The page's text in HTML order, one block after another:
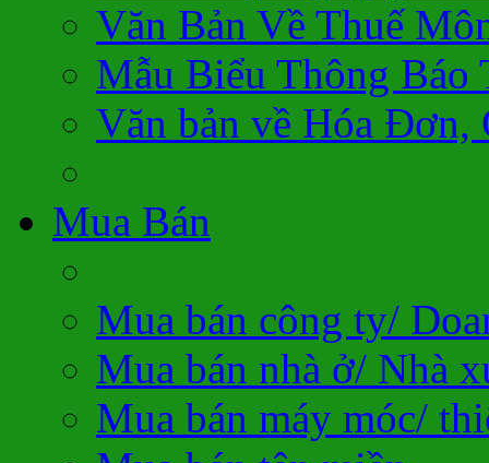
Văn Bản Về Thuế
Mẫu Biểu Thông Báo
Văn bản về Hóa Đơn,
Mua Bán
Mua bán công ty/
Mua bán nhà ở/ Nhà
Mua bán máy móc/